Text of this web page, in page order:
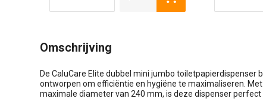
Omschrijving
De CaluCare Elite dubbel mini jumbo toiletpapierdispenser
ontworpen om efficiëntie en hygiëne te maximaliseren.
maximale diameter van 240 mm, is deze dispenser